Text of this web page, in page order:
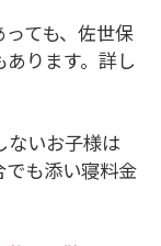
ても、佐世保
ります。詳し
ないお子様は
でも添い寝料金